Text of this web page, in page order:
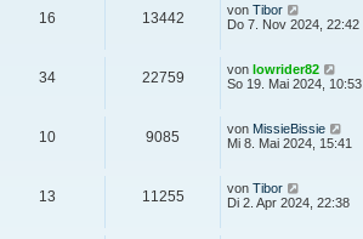
16 13442 von Tibor
Do 7. Nov 2024, 22:42
34 22759 von lowrider82
So 19. Mai 2024, 10:53
10 9085 von MissieBissie
Mi 8. Mai 2024, 15:41
13 11255 von Tibor
Di 2. Apr 2024, 22:38